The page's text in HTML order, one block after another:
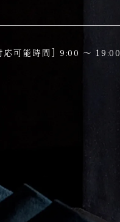
応可能時間]9:00 ～ 19:00